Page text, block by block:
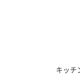
キッチ